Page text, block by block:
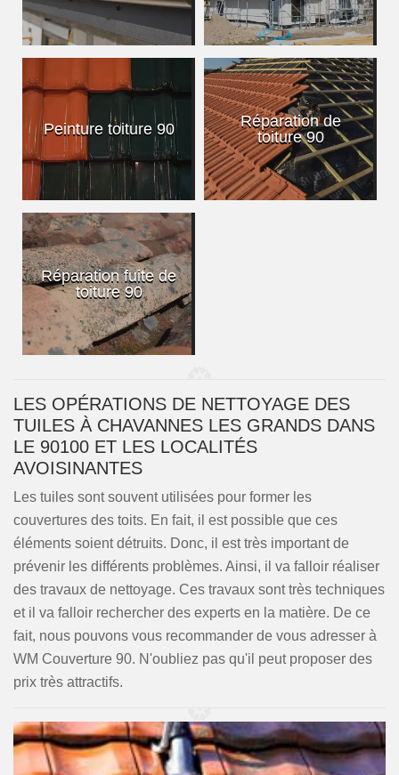
Peinture toiture 90
Réparation de
toiture 90
Réparation fuite de
toiture 90
LES OPÉRATIONS DE NETTOYAGE DES
TUILES À CHAVANNES LES GRANDS DANS
LE 90100 ET LES LOCALITÉS
AVOISINANTES
Les tuiles sont souvent utilisées pour former les
couvertures des toits. En fait, il est possible que ces
éléments soient détruits. Donc, il est très important de
prévenir les différents problèmes. Ainsi, il va falloir réaliser
des travaux de nettoyage. Ces travaux sont très techniques
et il va falloir rechercher des experts en la matière. De ce
fait, nous pouvons vous recommander de vous adresser à
WM Couverture 90. N'oubliez pas qu'il peut proposer des
prix très attractifs.